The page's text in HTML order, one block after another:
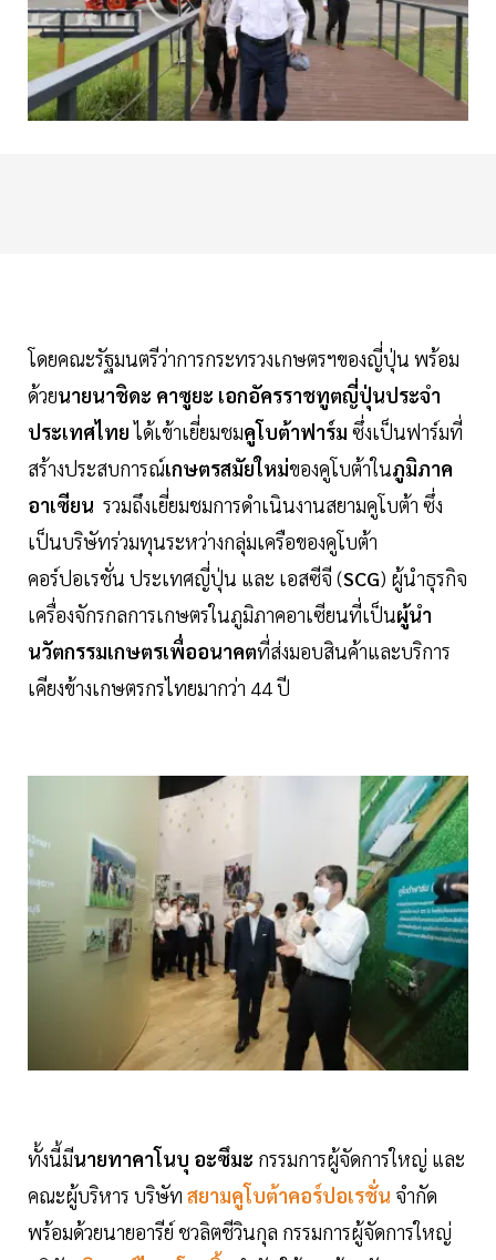
โดยคณะรัฐมนตรีว่าการกระทรวงเกษตรฯของญี่ปุ่น พร้อม
ด้วยนายนาชิดะ คาซูยะ เอกอัครราชทูตญี่ปุ่นประจำ
ประเทศไทยได้เข้าเยี่ยมชมคูโบต้าฟาร์ม ซึ่งเป็นฟาร์มที่
สร้างประสบการณ์เกษตรสมัยใหม่ของคูโบต้าในภูมิภาค
อาเซียน รวมถึงเยี่ยมชมการดำเนินงานสยามคูโบต้า ซึ่ง
เป็นบริษัทร่วมทุนระหว่างกลุ่มเครือของคูโบต้า
คอร์ปอเรชั่น ประเทศญี่ปุ่น และ เอสซีจี (SCG) ผู้นำธุรกิจ
เครื่องจักรกลการเกษตรในภูมิภาคอาเซียนที่เป็นผู้นำ
นวัตกรรมเกษตรเพื่ออนาคตที่ส่งมอบสินค้าและบริการ
เคียงข้างเกษตรกรไทยมากว่า 44 ปี
ทั้งนี้มีนายทาคาโนบุ อะซึมะ กรรมการผู้จัดการใหญ่ และ
คณะผู้บริหาร บริษัท สยามคูโบต้าคอร์ปอเรชั่น จำกัด
พร้อมด้วยนายอารีย์ ชวลิตชีวินกุล กรรมการผู้จัดการใหญ่